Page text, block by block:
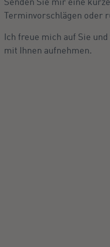
Terminvorschlägen oder
Ich freue mich auf Sie
mit Ihnen aufnehmen.